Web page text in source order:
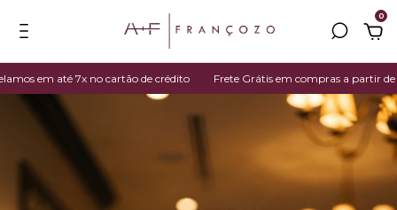
0
em até 7x no cartão de crédito Frete Grátis em compras a partir de R$